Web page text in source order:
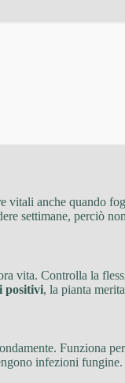
vitali anche quando
settimane, perciò
vita. Controlla la
positivi, la pianta
Funziona
infezioni fungine.